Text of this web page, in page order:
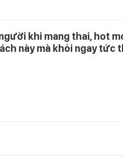
khi mang thai, hot
này mà khỏi ngay tức